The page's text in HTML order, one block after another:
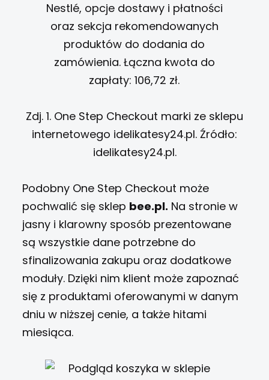
Zdj. 1. One Step Checkout marki ze sklepu
internetowego idelikatesy24.pl. Źródło:
idelikatesy24.pl.
Podobny One Step Checkout może
pochwalić się sklep bee.pl. Na stronie w
jasny i klarowny sposób prezentowane
są wszystkie dane potrzebne do
sfinalizowania zakupu oraz dodatkowe
moduły. Dzięki nim klient może zapoznać
się z produktami oferowanymi w danym
dniu w niższej cenie, a także hitami
miesiąca.